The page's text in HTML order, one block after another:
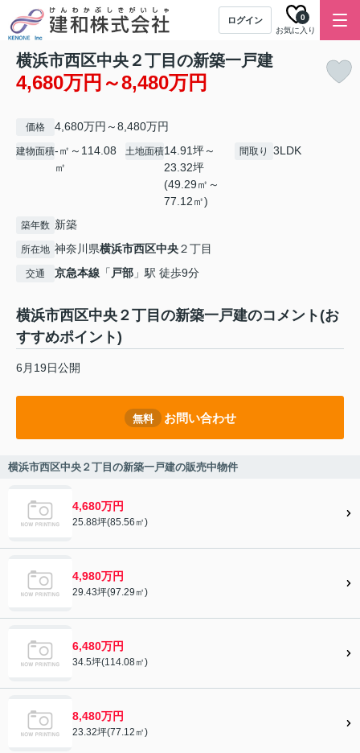
ログイン
お気に入り
0
横浜市西区中央２丁目の新築一戸建
4,680万円～8,480万円
価格 4,680万円～8,480万円
建物面積-㎡～114.08
㎡
土地面積14.91坪～
23.32坪
(49.29㎡～
77.12㎡)
間取り 3LDK
築年数 新築
所在地 神奈川県横浜市西区中央２丁目
交通 京急本線 「 戸部 」駅 徒歩9分
横浜市西区中央２丁目の新築一戸建のコメント(お
すすめポイント)
6月19日公開
無料 お問い合わせ
横浜市西区中央２丁目の新築一戸建の販売中物件
4,680万円
25.88坪(85.56㎡)
4,980万円
29.43坪(97.29㎡)
6,480万円
34.5坪(114.08㎡)
8,480万円
23.32坪(77.12㎡)